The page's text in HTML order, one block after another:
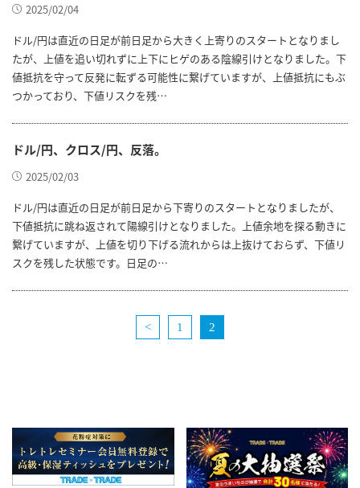
2025/02/04
ドル/円は直近の日足が前日足から大きく上寄りのスタートとなりまし
たが、上値を追い切れずに上下にヒゲのある陰線引けとなりました。下
値抵抗を守って反発に転ずる可能性に繋げていますが、上値抵抗にもぶ
つかっており、下値リスクを残…
ドル/円、クロス/円、反落。
2025/02/03
ドル/円は直近の日足が前日足から下寄りのスタートとなりましたが、
下値抵抗に跳ね返されて陽線引けとなりました。上値余地を探る動きに
繋げていますが、上値を切り下げる流れからは上抜けておらず、下値リ
スクを残した状態です。日足の…
< 1 2